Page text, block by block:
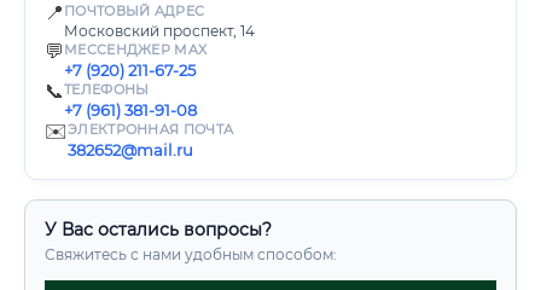
📍 ПОЧТОВЫЙ АДРЕС
Московский проспект, 14
💬 МЕССЕНДЖЕР MAX
+7 (920) 211-67-25
📞ТЕЛЕФОНЫ
+7 (961) 381-91-08
✉️ЭЛЕКТРОННАЯ ПОЧТА
382652@mail.ru
У Вас остались вопросы?
Свяжитесь с нами удобным способом: